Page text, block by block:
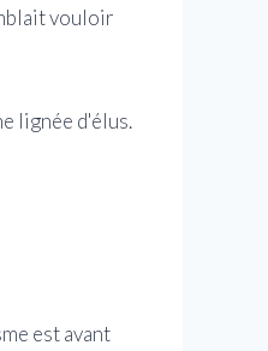
vouloir
lignée d'élus.
est avant